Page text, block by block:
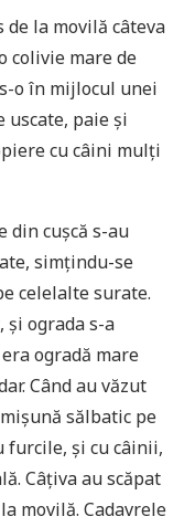
la movilă câteva
colivie mare de
o în mijlocul unei
uscate, paie și
cu câini mulți
din cușcă s-au
simțindu-se
celelalte surate.
ograda s-a
ogradă mare
Când au văzut
sălbatic pe
furcile, și cu câinii,
Câțiva au scăpat
movilă. Cadavrele